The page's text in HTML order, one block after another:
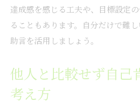
達成感を感じる工夫や、目標設定
ることもあります。自分だけで難
助言を活用しましょう。
他人と比較せず自己
考え方